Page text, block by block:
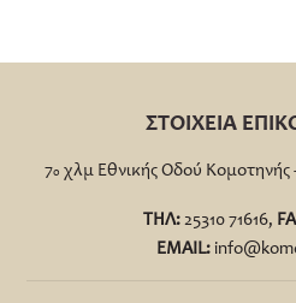
ΣΤΟΙΧΕΙΑ
7ο χλμ Εθνικής Οδού
ΤΗΛ:25310 71616,
EMAIL: